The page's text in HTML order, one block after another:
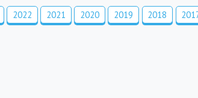
2022 2021 2020 2019 2018